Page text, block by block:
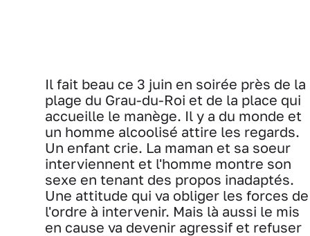
Il fait beau ce 3 juin en soirée près de la
plage du Grau-du-Roi et de la place qui
accueille le manège. Il y a du monde et
un homme alcoolisé attire les regards.
Un enfant crie. La maman et sa soeur
interviennent et l'homme montre son
sexe en tenant des propos inadaptés.
Une attitude qui va obliger les forces de
l'ordre à intervenir. Mais là aussi le mis
en cause va devenir agressif et refuser